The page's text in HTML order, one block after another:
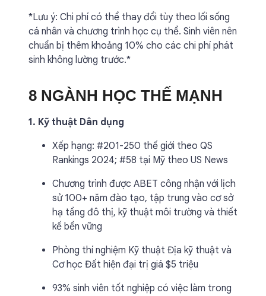
*Lưu ý: Chi phí có thể thay đổi tùy theo lối sống
cá nhân và chương trình học cụ thể. Sinh viên nên
chuẩn bị thêm khoảng 10% cho các chi phí phát
sinh không lường trước.*
8 NGÀNH HỌC THẾ MẠNH
1. Kỹ thuật Dân dụng
Xếp hạng: #201-250 thế giới theo QS
Rankings 2024; #58 tại Mỹ theo US News
Chương trình được ABET công nhận với lịch
sử 100+ năm đào tạo, tập trung vào cơ sở
hạ tầng đô thị, kỹ thuật môi trường và thiết
kế bền vững
Phòng thí nghiệm Kỹ thuật Địa kỹ thuật và
Cơ học Đất hiện đại trị giá $5 triệu
93% sinh viên tốt nghiệp có việc làm trong